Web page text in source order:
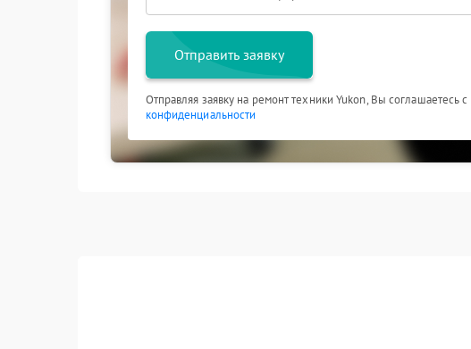
Отправить заявку
Отправляя заявку на ремонт техники Yukon, Вы соглашаетесь с
конфиденциальности